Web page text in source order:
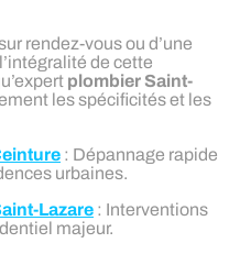
rendez-vous ou d’une
de cette
plombier Saint-
les spécificités et les
: Dépannage rapide
urbaines.
Lazare : Interventions
majeur.